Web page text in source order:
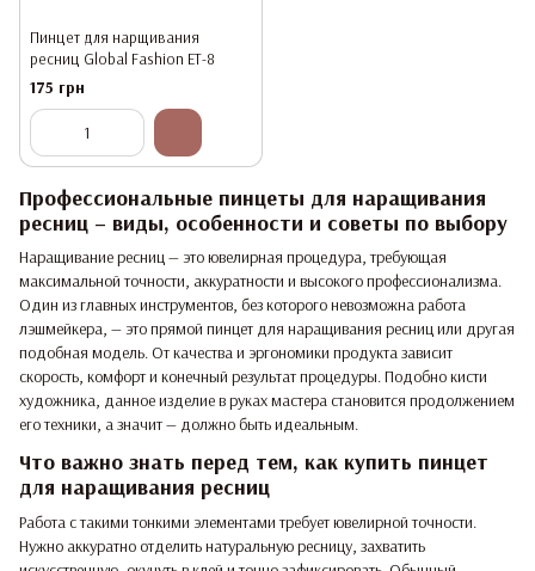
Пинцет для нарщивания
ресниц Global Fashion ET-8
175 грн
Профессиональные пинцеты для наращивания
ресниц – виды, особенности и советы по выбору
Наращивание ресниц — это ювелирная процедура, требующая
максимальной точности, аккуратности и высокого профессионализма.
Один из главных инструментов, без которого невозможна работа
лэшмейкера, — это прямой пинцет для наращивания ресниц или другая
подобная модель. От качества и эргономики продукта зависит
скорость, комфорт и конечный результат процедуры. Подобно кисти
художника, данное изделие в руках мастера становится продолжением
его техники, а значит — должно быть идеальным.
Что важно знать перед тем, как купить пинцет
для наращивания ресниц
Работа с такими тонкими элементами требует ювелирной точности.
Нужно аккуратно отделить натуральную ресницу, захватить